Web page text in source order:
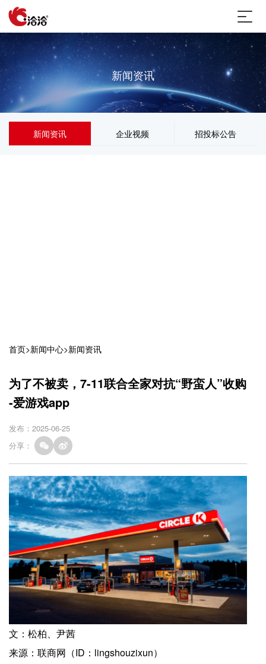
新闻资讯
新闻资讯 企业视频 招投标公告
首页>新闻中心>新闻资讯
为了不被卖，7-11联合全家对抗“野蛮人”收购
-爱游戏app
发布：2025-06-25
分享：
文：松柏、尹茜
来源：联商网（ID：lingshouzixun）